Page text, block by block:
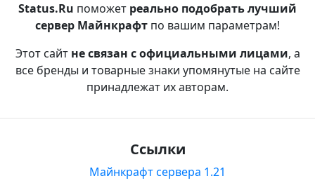
Status.Ru поможет реально подобрать лучший
сервер Майнкрафт по вашим параметрам!
Этот сайт не связан с официальными лицами, а
все бренды и товарные знаки упомянутые на сайте
принадлежат их авторам.
Ссылки
Майнкрафт сервера 1.21